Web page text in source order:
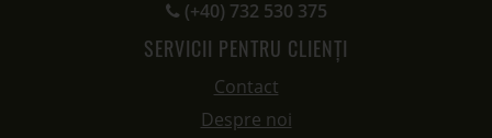
Livrarea comenzilor
Returnarea produselor în 14 zile
Modalități de plată
Consultanță gratuită